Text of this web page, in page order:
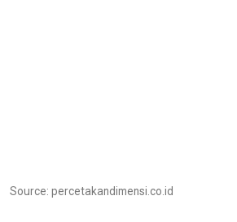
Source: percetakandimensi.co.id